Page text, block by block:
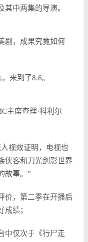
中两集的导演。
剧，成果究竟如何
来到了8.6。
主席查理·科利尔
视效证明，电视也
侠客和刀光剑影世界
故事。”
价，第二季在开播后
成绩；
中仅次于《行尸走